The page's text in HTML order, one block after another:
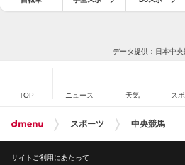
データ提供：日本中央
TOP ニュース 天気 ス
スポーツ 中央競馬
サイトご利用にあたって